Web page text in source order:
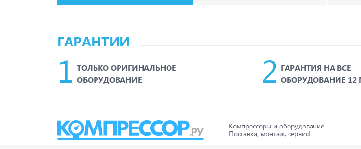
ГАРАНТИИ
ТОЛЬКО ОРИГИНАЛЬНОЕ
ОБОРУДОВАНИЕ
ГАРАНТИЯ НА ВСЕ
ОБОРУДОВАНИЕ 12
Компрессоры и оборудование.
Поставка, монтаж, сервис!